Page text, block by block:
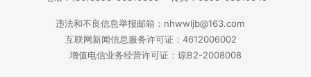
违法和不良信息举报邮箱：nhwwljb@163.com
互联网新闻信息服务许可证：4612006002
增值电信业务经营许可证：琼B2-2008008